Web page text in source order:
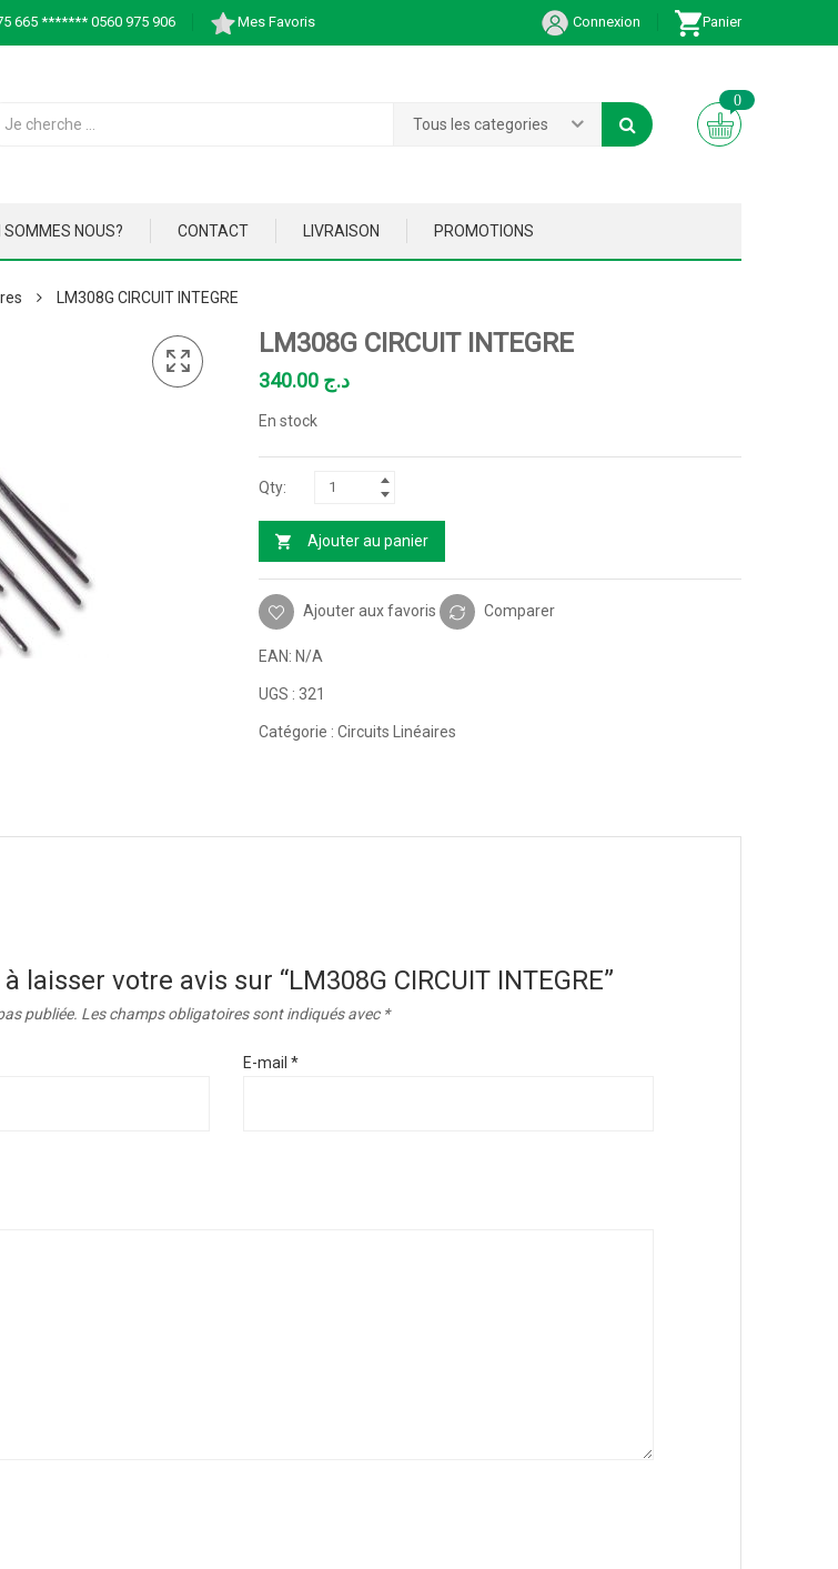
665 ******* 0560 975 906 Mes Favoris Connexion Panier
Tous les categories
0
SOMMES NOUS? CONTACT LIVRAISON PROMOTIONS
LM308G CIRCUIT INTEGRE
LM308G CIRCUIT INTEGRE
د.ج
En stock
Ajouter au panier
Ajouter aux favoris Comparer
EAN: N/A
UGS : 321
Catégorie : Circuits Linéaires
laisser votre avis sur “LM308G CIRCUIT INTEGRE”
publiée. Les champs obligatoires sont indiqués avec *
E-mail *